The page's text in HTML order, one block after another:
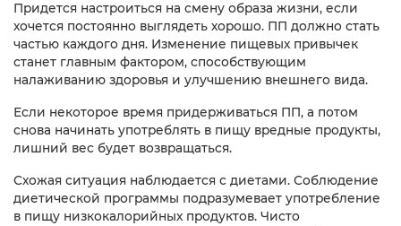
Придется настроиться на смену образа жизни, если
хочется постоянно выглядеть хорошо. ПП должно стать
частью каждого дня. Изменение пищевых привычек
станет главным фактором, способствующим
налаживанию здоровья и улучшению внешнего вида.
Если некоторое время придерживаться ПП, а потом
снова начинать употреблять в пищу вредные продукты,
лишний вес будет возвращаться.
Схожая ситуация наблюдается с диетами. Соблюдение
диетической программы подразумевает употребление
в пищу низкокалорийных продуктов. Чисто